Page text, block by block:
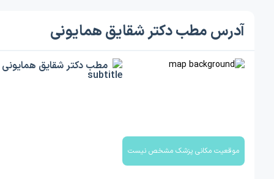
آدرس مطب دکتر شقایق همایونی
موقعیت مکانی پزشک مشخص نیست
مطب دکتر شقایق همایونی